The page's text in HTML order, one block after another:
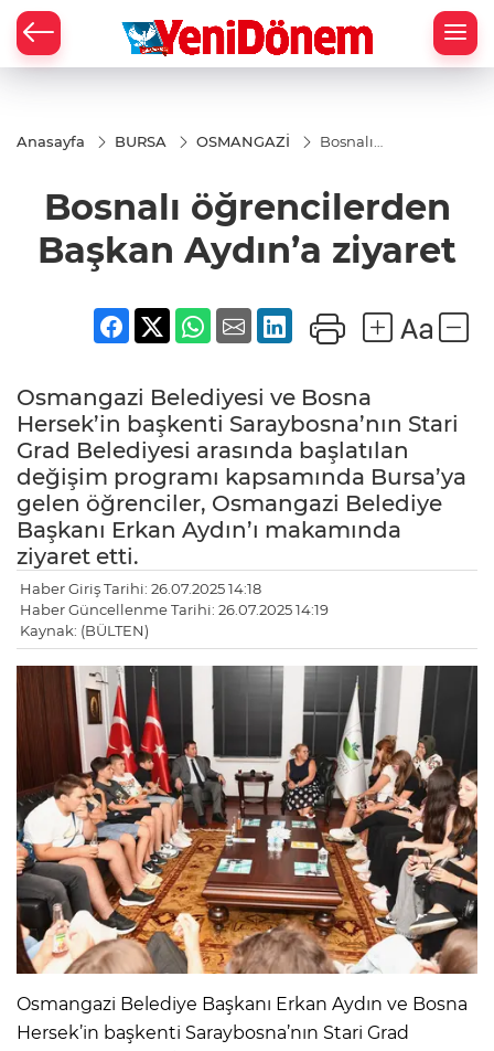
Anasayfa BURSA OSMANGAZİ
Bosnalı
Aydın’a
ziyaret
Bosnalı öğrencilerden
Başkan Aydın’a ziyaret
Osmangazi Belediyesi ve Bosna
Hersek’in başkenti Saraybosna’nın Stari
Grad Belediyesi arasında başlatılan
değişim programı kapsamında Bursa’ya
gelen öğrenciler, Osmangazi Belediye
Başkanı Erkan Aydın’ı makamında
ziyaret etti.
Haber Giriş Tarihi: 26.07.2025 14:18
Haber Güncellenme Tarihi: 26.07.2025 14:19
Kaynak: (BÜLTEN)
Osmangazi Belediye Başkanı Erkan Aydın ve Bosna
Hersek’in başkenti Saraybosna’nın Stari Grad